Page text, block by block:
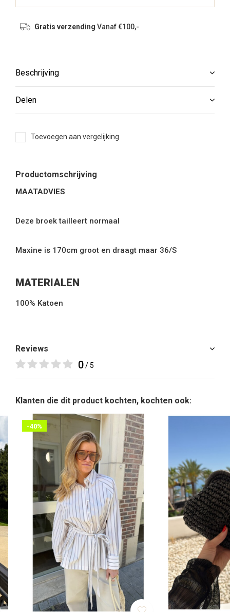
Gratis verzending Vanaf €100,-
Beschrijving
Delen
Toevoegen aan vergelijking
Productomschrijving
MAATADVIES
Deze broek tailleert normaal
Maxine is 170cm groot en draagt maar 36/S
MATERIALEN
100% Katoen
Reviews
0/ 5
Klanten die dit product kochten, kochten ook:
-40%